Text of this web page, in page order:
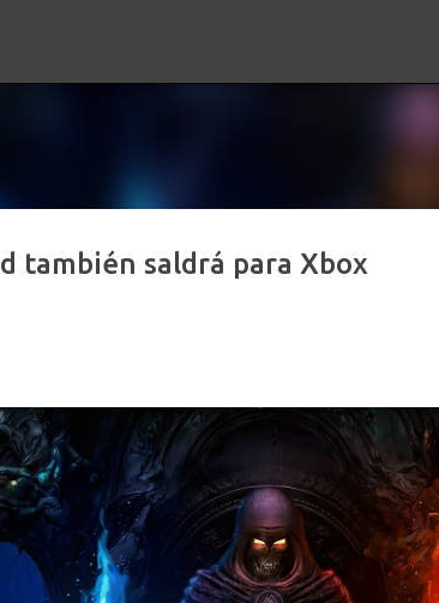
también saldrá para Xbox